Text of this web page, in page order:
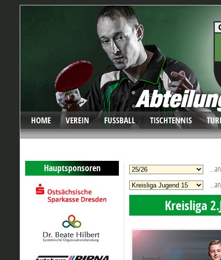
HOME VEREIN FUSSBALL TISCHTENNIS
Hauptsponsoren
Kreisliga